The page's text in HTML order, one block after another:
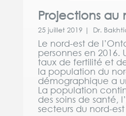
Projections au
25 juillet 2019 | Dr.
Le nord-est de
personnes en
taux de fertilité et
la population du
démographique a
La population
des soins de
secteurs du nord-